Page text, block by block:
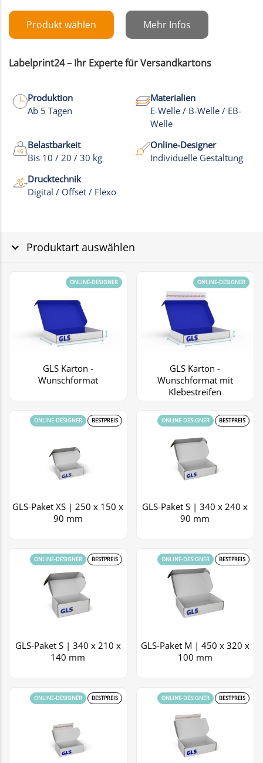
Produkt wählen Mehr Infos
Labelprint24 – Ihr Experte für Versandkartons
Produktion
Ab 5 Tagen
Materialien
E-Welle / B-Welle / EB-
Welle
Belastbarkeit
Bis 10 / 20 / 30 kg
Online-Designer
Individuelle Gestaltung
Drucktechnik
Digital / Offset / Flexo
Produktart auswählen
GLS Karton -
Wunschformat
ONLINE-DESIGNER
GLS Karton -
Wunschformat mit
Klebestreifen
ONLINE-DESIGNER
GLS-Paket XS | 250 x 150 x
90 mm
BESTPREIS
ONLINE-DESIGNER
GLS-Paket S | 340 x 240 x
90 mm
BESTPREIS
ONLINE-DESIGNER
GLS-Paket S | 340 x 210 x
140 mm
BESTPREIS
ONLINE-DESIGNER
GLS-Paket M | 450 x 320 x
100 mm
BESTPREIS
ONLINE-DESIGNER
BESTPREIS
ONLINE-DESIGNER BESTPREIS
ONLINE-DESIGNER